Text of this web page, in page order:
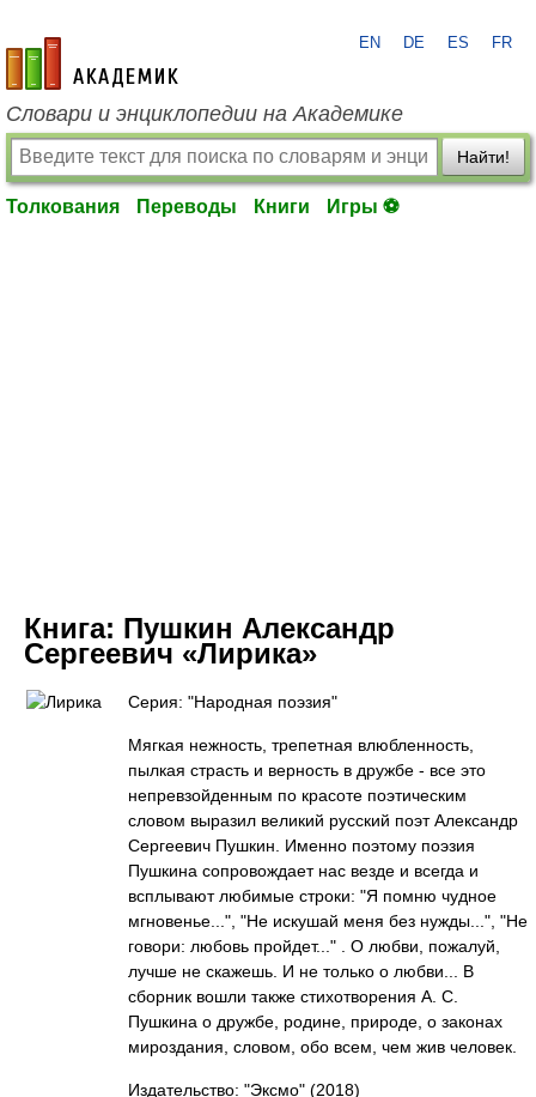
academic.ru
EN DE ES FR
Словари и энциклопедии на Академике
Найти!
Толкования Переводы Книги Игры ⚽
Книга: Пушкин Александр
Сергеевич «Лирика»
Серия: "Народная поэзия"
Мягкая нежность, трепетная влюбленность,
пылкая страсть и верность в дружбе - все это
непревзойденным по красоте поэтическим
словом выразил великий русский поэт Александр
Сергеевич Пушкин. Именно поэтому поэзия
Пушкина сопровождает нас везде и всегда и
всплывают любимые строки: "Я помню чудное
мгновенье...", "Не искушай меня без нужды...", "Не
говори: любовь пройдет..." . О любви, пожалуй,
лучше не скажешь. И не только о любви... В
сборник вошли также стихотворения А. С.
Пушкина о дружбе, родине, природе, о законах
мироздания, словом, обо всем, чем жив человек.
Издательство: "Эксмо" (2018)